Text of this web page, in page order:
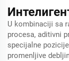
U kombinaciji sa
procesa, aditivni
specijalne
promenljive